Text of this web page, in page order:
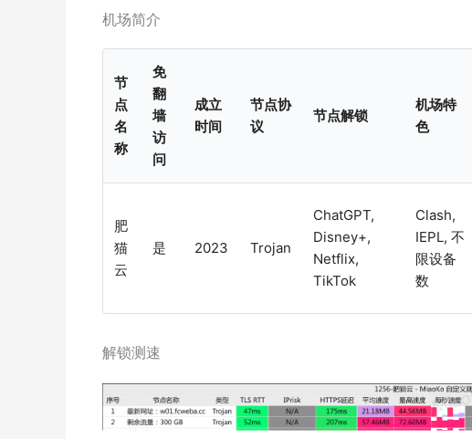
机场简介
节
点
名
称
免
翻
墙
访
问
成立
时间
节点协
议
节点解锁
机场特
色
肥
猫
云
是 2023 Trojan
ChatGPT,
Disney+,
Netflix,
TikTok
Clash,
IEPL, 不
限设备
数
解锁测速